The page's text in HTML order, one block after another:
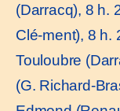
(Darracq), 8 h.
Clé-ment), 8 h.
Touloubre
(G. Richard-